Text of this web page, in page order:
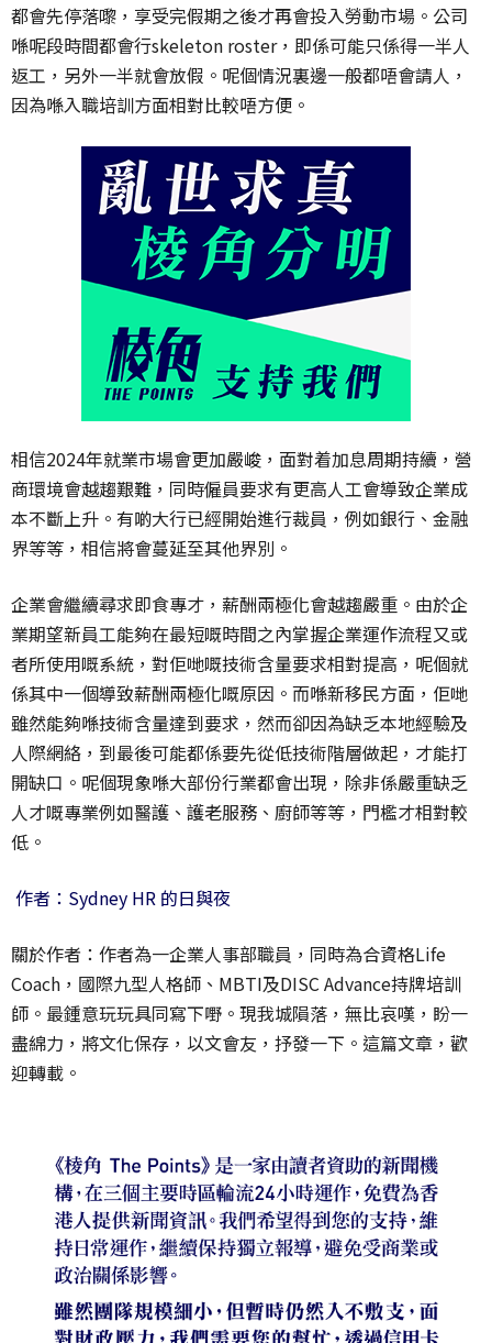
都會先停落嚟，享受完假期之後才再會投入勞動市場。公司
喺呢段時間都會行skeleton roster，即係可能只係得一半人
返工，另外一半就會放假。呢個情況裏邊一般都唔會請人，
因為喺入職培訓方面相對比較唔方便。
相信2024年就業市場會更加嚴峻，面對着加息周期持續，營
商環境會越趨艱難，同時僱員要求有更高人工會導致企業成
本不斷上升。有啲大行已經開始進行裁員，例如銀行、金融
界等等，相信將會蔓延至其他界別。
企業會繼續尋求即食專才，薪酬兩極化會越趨嚴重。由於企
業期望新員工能夠在最短嘅時間之內掌握企業運作流程又或
者所使用嘅系統，對佢哋嘅技術含量要求相對提高，呢個就
係其中一個導致薪酬兩極化嘅原因。而喺新移民方面，佢哋
雖然能夠喺技術含量達到要求，然而卻因為缺乏本地經驗及
人際網絡，到最後可能都係要先從低技術階層做起，才能打
開缺口。呢個現象喺大部份行業都會出現，除非係嚴重缺乏
人才嘅專業例如醫護、護老服務、廚師等等，門檻才相對較
低。
作者：Sydney HR 的日與夜
關於作者：作者為一企業人事部職員，同時為合資格Life
Coach，國際九型人格師、MBTI及DISC Advance持牌培訓
師。最鍾意玩玩具同寫下嘢。現我城隕落，無比哀嘆，盼一
盡綿力，將文化保存，以文會友，抒發一下。這篇文章，歡
迎轉載。